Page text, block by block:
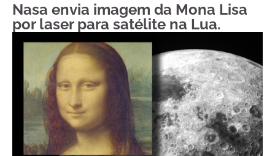
Nasa envia imagem da Mona Lisa
por laser para satélite na Lua.